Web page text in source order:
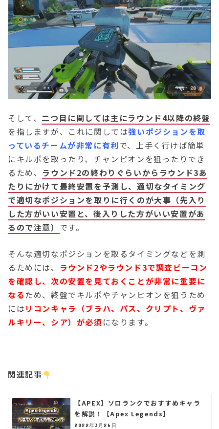
そして、二つ目に関しては主にラウンド4以降の終盤
を指しますが、これに関しては強いポジションを取
っているチームが非常に有利で、上手く行けば簡単
にキルポを取ったり、チャンピオンを狙ったりでき
るため、 ラウンド2の終わりぐらいからラウンド3あ
たりにかけて最終安置を予測し、適切なタイミング
で適切なポジションを取りに行くのが大事（先入り
した方がいい安置と、後入りした方がいい安置があ
るので注意） です。
そんな適切なポジションを取るタイミングなどを測
るためには、 ラウンド2やラウンド3で調査ビーコン
を確認し、次の安置を見ておくことが非常に重要に
なる ため、終盤でキルポやチャンピオンを狙うため
には リコンキャラ（ブラハ、パス、クリプト、ヴァ
ルキリー、シア）が必須になります。
関連記事
【APEX】ソロランクでおすすめキャラ
を解説！【Apex Legends】
2022年3月26日